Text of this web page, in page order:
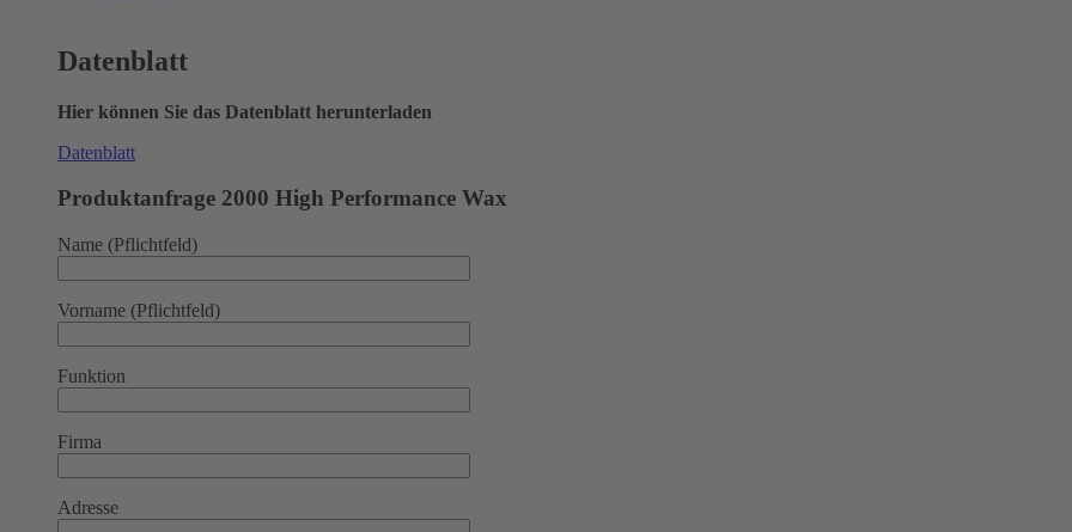
Datenblatt
Hier können Sie das Datenblatt herunterladen
Datenblatt
Produktanfrage 2000 High Performance Wax
Name (Pflichtfeld)
Vorname (Pflichtfeld)
Funktion
Firma
Adresse